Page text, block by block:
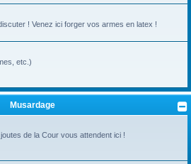
! Venez ici forger vos armes en latex !
etc.)
Musardage
de la Cour vous attendent ici !